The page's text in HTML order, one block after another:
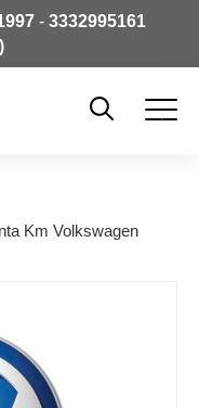
- 3332995161
Km Volkswagen